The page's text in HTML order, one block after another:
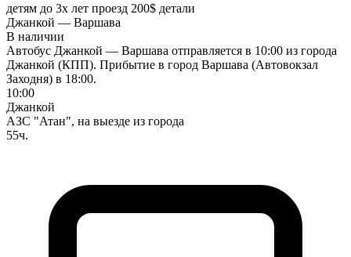
детям до 3х лет проезд 200$ детали
Джанкой — Варшава
В наличии
Автобус Джанкой — Варшава отправляется в 10:00 из города
Джанкой (КПП). Прибытие в город Варшава (Автовокзал
Заходня) в 18:00.
10:00
Джанкой
АЗС "Атан", на выезде из города
55ч.